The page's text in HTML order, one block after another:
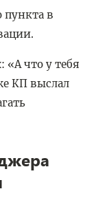
пункта в
«А что у тебя
КП выслал